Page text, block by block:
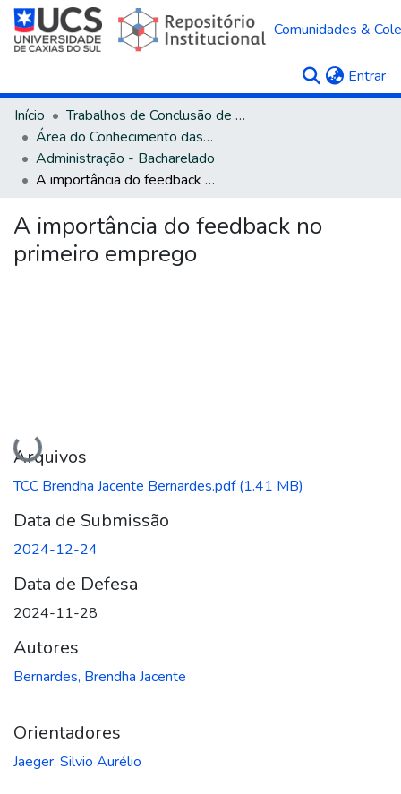
Comunidades &
Entrar
Início
Trabalhos de Conclusão de Curso
Área do Conhecimento das Ciências Sociais Aplicadas
Administração - Bacharelado
A importância do feedback no primeiro emprego
A importância do feedback no
primeiro emprego
Carregando...
Arquivos
TCC Brendha Jacente Bernardes.pdf(1.41 MB)
Data de Submissão
2024-12-24
Data de Defesa
2024-11-28
Autores
Bernardes, Brendha Jacente
Orientadores
Jaeger, Silvio Aurélio